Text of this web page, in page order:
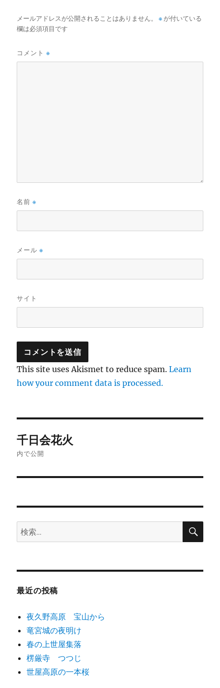
メールアドレスが公開されることはありません。 ※が付いている
欄は必須項目です
コメント※
名前※
メール※
サイト
This site uses Akismet to reduce spam.Learn
how your comment data is processed.
稿
ゲ
ー
ョ
ン
千日会花火
内で公開
検
索:
検
最近の投稿
夜久野高原 宝山から
竜宮城の夜明け
春の上世屋集落
楞厳寺 つつじ
世屋高原の一本桜